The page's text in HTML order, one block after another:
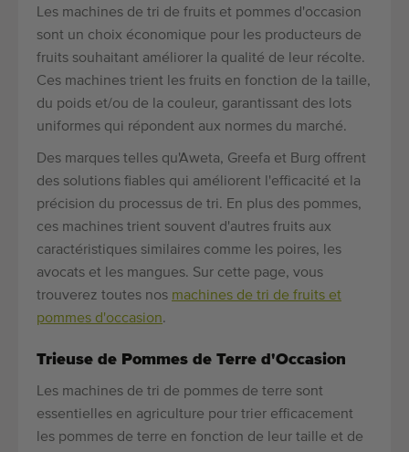
Les machines de tri de fruits et pommes d'occasion
sont un choix économique pour les producteurs de
fruits souhaitant améliorer la qualité de leur récolte.
Ces machines trient les fruits en fonction de la taille,
du poids et/ou de la couleur, garantissant des lots
uniformes qui répondent aux normes du marché.
Des marques telles qu'Aweta, Greefa et Burg offrent
des solutions fiables qui améliorent l'efficacité et la
précision du processus de tri. En plus des pommes,
ces machines trient souvent d'autres fruits aux
caractéristiques similaires comme les poires, les
avocats et les mangues. Sur cette page, vous
trouverez toutes nos machines de tri de fruits et
pommes d'occasion.
Trieuse de Pommes de Terre d'Occasion
Les machines de tri de pommes de terre sont
essentielles en agriculture pour trier efficacement
les pommes de terre en fonction de leur taille et de